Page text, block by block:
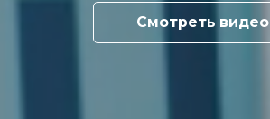
Смотреть видео